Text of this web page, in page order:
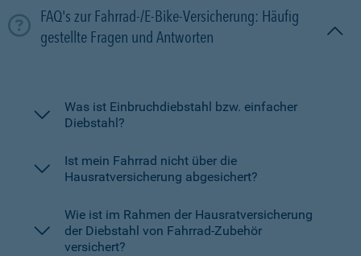
FAQ's zur Fahrrad-/E-Bike-Versicherung: Häufig
gestellte Fragen und Antworten
Was ist Einbruchdiebstahl bzw. einfacher
Diebstahl?
Ist mein Fahrrad nicht über die
Hausratversicherung abgesichert?
Wie ist im Rahmen der Hausratversicherung
der Diebstahl von Fahrrad-Zubehör
versichert?